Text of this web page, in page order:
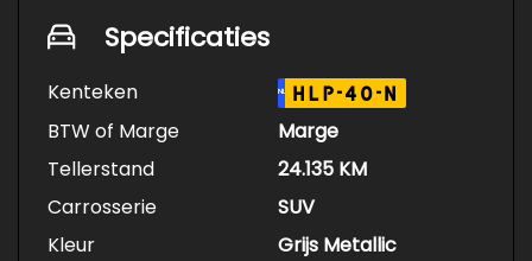
Specificaties
Kenteken NL HLP-40-N
BTW of Marge
Marge
Tellerstand
24.135 KM
Carrosserie
SUV
Kleur
Grijs Metallic